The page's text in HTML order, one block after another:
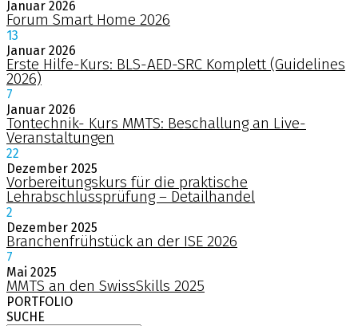
Januar 2026
Forum Smart Home 2026
13
Januar 2026
Erste Hilfe-Kurs: BLS-AED-SRC Komplett (Guidelines
2026)
7
Januar 2026
Tontechnik- Kurs MMTS: Beschallung an Live-
Veranstaltungen
22
Dezember 2025
Vorbereitungskurs für die praktische
Lehrabschlussprüfung – Detailhandel
2
Dezember 2025
Branchenfrühstück an der ISE 2026
7
Mai 2025
MMTS an den SwissSkills 2025
PORTFOLIO
SUCHE